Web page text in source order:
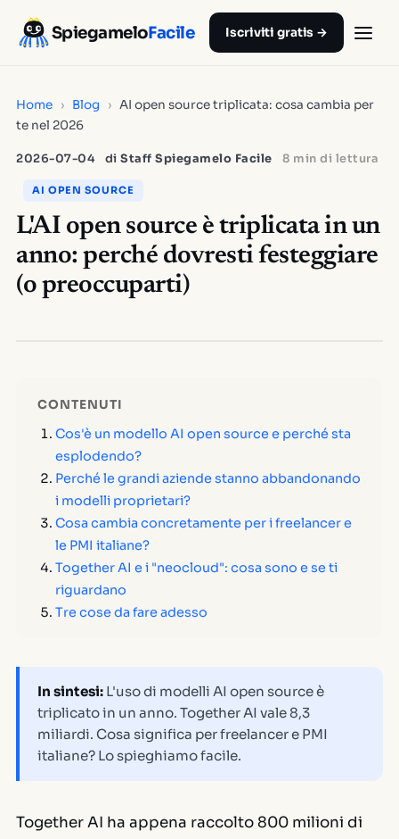
SpiegameloFacile Iscriviti gratis →
Home › Blog › AI open source triplicata: cosa cambia per
te nel 2026
2026-07-04 di Staff Spiegamelo Facile 8 min di lettura
AI OPEN SOURCE
L'AI open source è triplicata in un
anno: perché dovresti festeggiare
(o preoccuparti)
CONTENUTI
Cos'è un modello AI open source e perché sta
esplodendo?
Perché le grandi aziende stanno abbandonando
i modelli proprietari?
Cosa cambia concretamente per i freelancer e
le PMI italiane?
Together AI e i "neocloud": cosa sono e se ti
riguardano
Tre cose da fare adesso
In sintesi: L'uso di modelli AI open source è
triplicato in un anno. Together AI vale 8,3
miliardi. Cosa significa per freelancer e PMI
italiane? Lo spieghiamo facile.
Together AI ha appena raccolto 800 milioni di